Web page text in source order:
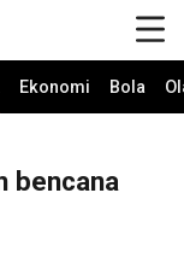
Ekonomi Bola
bencana